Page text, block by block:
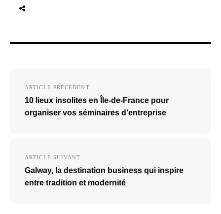
l’article
ARTICLE PRÉCÉDENT
10 lieux insolites en Île-de-France pour
organiser vos séminaires d’entreprise
ARTICLE SUIVANT
Galway, la destination business qui inspire
entre tradition et modernité